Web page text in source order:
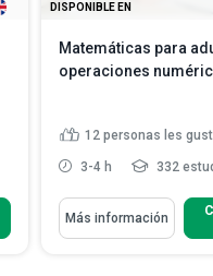
DISPONIBLE EN
Matemáticas para
operaciones
12 personas les
3-4 h 332
Más información